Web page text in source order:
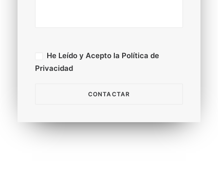
He Leído y Acepto la Política de
Privacidad